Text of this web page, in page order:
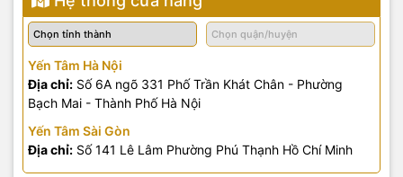
Yến Tâm Hà Nội
Địa chỉ: Số 6A ngõ 331 Phố Trần Khát Chân - Phường
Bạch Mai - Thành Phố Hà Nội
Yến Tâm Sài Gòn
Địa chỉ: Số 141 Lê Lâm Phường Phú Thạnh Hồ Chí Minh